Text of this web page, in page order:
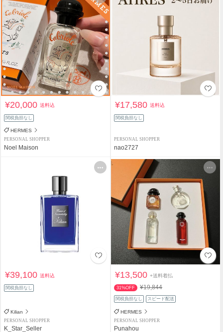
¥20,000送料込
関税負担なし
HERMES
PERSONAL SHOPPER
Noel Maison
¥17,580送料込
関税負担なし
PERSONAL SHOPPER
nao2727
¥39,100送料込
関税負担なし
Kilian
PERSONAL SHOPPER
K_Star_Seller
¥13,500+送料着払
31%OFF ¥19,844
関税負担なし スピード配送
HERMES
PERSONAL SHOPPER
Punahou